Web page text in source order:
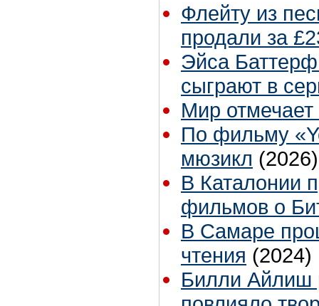
Флейту из
продали за
Эйса
сыграют в
Мир
По фильму
мюзикл (2026)
В Каталонии
фильмов о
В Самаре
чтения (2024)
Билли Айлиш